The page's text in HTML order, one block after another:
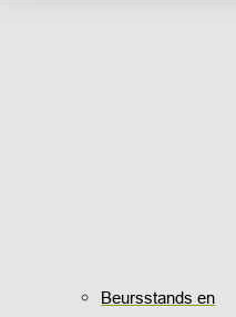
Beursstands en